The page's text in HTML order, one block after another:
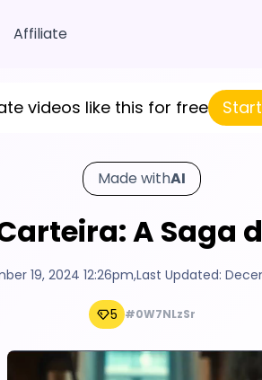
Affiliate
videos like this for free
Made withAI
A Saga
19, 2024 12:26pm,Last Updated:
5 #0W7NLzSr